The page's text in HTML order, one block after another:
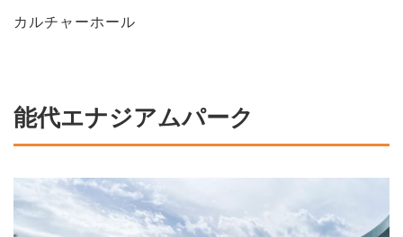
カルチャーホール
能代エナジアムパーク